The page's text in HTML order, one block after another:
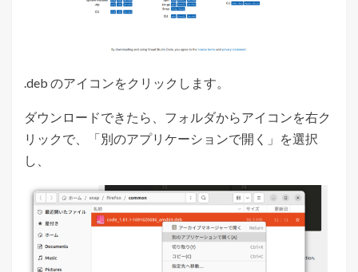
.deb のアイコンをクリックします。
ダウンロードできたら、フォルダからアイコンを右ク
リックで、「別のアプリケーションで開く」を選択
し、